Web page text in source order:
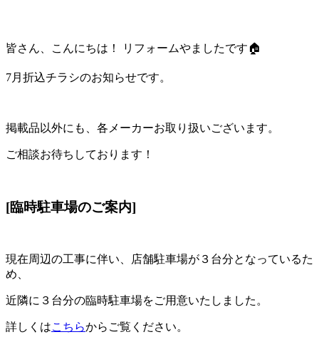
皆さん、こんにちは！ リフォームやましたです🏠
7月折込チラシのお知らせです。
掲載品以外にも、各メーカーお取り扱いございます。
ご相談お待ちしております！
[臨時駐車場のご案内]
現在周辺の工事に伴い、店舗駐車場が３台分となっているた
め、
近隣に３台分の臨時駐車場をご用意いたしました。
詳しくはこちらからご覧ください。